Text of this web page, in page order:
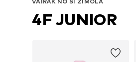
4F JUNIOR